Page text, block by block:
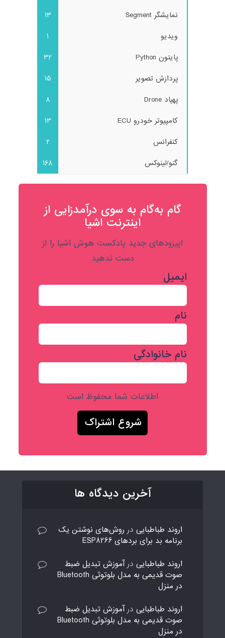
نمایشگر Segment
13
ویدیو
1
پایتون Python
32
پردازش تصویر
15
پهپاد Drone
8
کامپیوتر خودرو ECU
13
کنفرانس
2
گنو/لینوکس
168
گام به‌گام به‌ سوی درآمدزایی از
اینترنت اشیا
اپیزودهای جدید پادکست هوش اشیا را از
دست ندهید
ایمیل
نام
نام خانوادگی
اطلاعات شما محفوظ است
آخرین دیدگاه ها
اروند طباطبایی در روش‌های نوشتن یک
برنامه بد برای بردهای ESP8266
اروند طباطبایی درآموزش تبدیل ضبط
صوت قدیمی به مدل بلوتوثی Bluetooth
در منزل
اروند طباطبایی درآموزش تبدیل ضبط
صوت قدیمی به مدل بلوتوثی Bluetooth
در منزل